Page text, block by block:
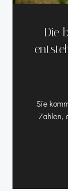
Die
Sie
Zahlen,